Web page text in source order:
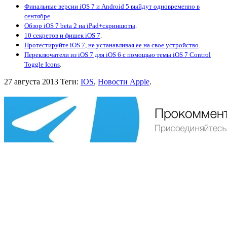
Финальные версии iOS 7 и Android 5 выйдут одновременно в
сентябре
Обзор iOS 7 beta 2 на iPad+скриншоты
10 секретов и фишек iOS 7
Протестируйте iOS 7, не устанавливая ее на свое устройство
Переключатели из iOS 7 для iOS 6 с помощью темы iOS 7 Control
Toggle Icons
27 августа 2013 Теги: IOS, Новости Apple.